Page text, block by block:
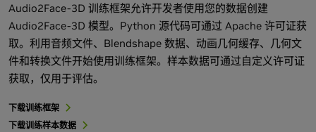
Audio2Face-3D 训练框架允许开发者使用您的数据创建
Audio2Face-3D 模型。Python 源代码可通过 Apache 许可证获
取。利用音频文件、Blendshape 数据、动画几何缓存、几何文
件和转换文件开始使用训练框架。样本数据可通过自定义许可证
获取，仅用于评估。
下载训练框架
下载训练样本数据